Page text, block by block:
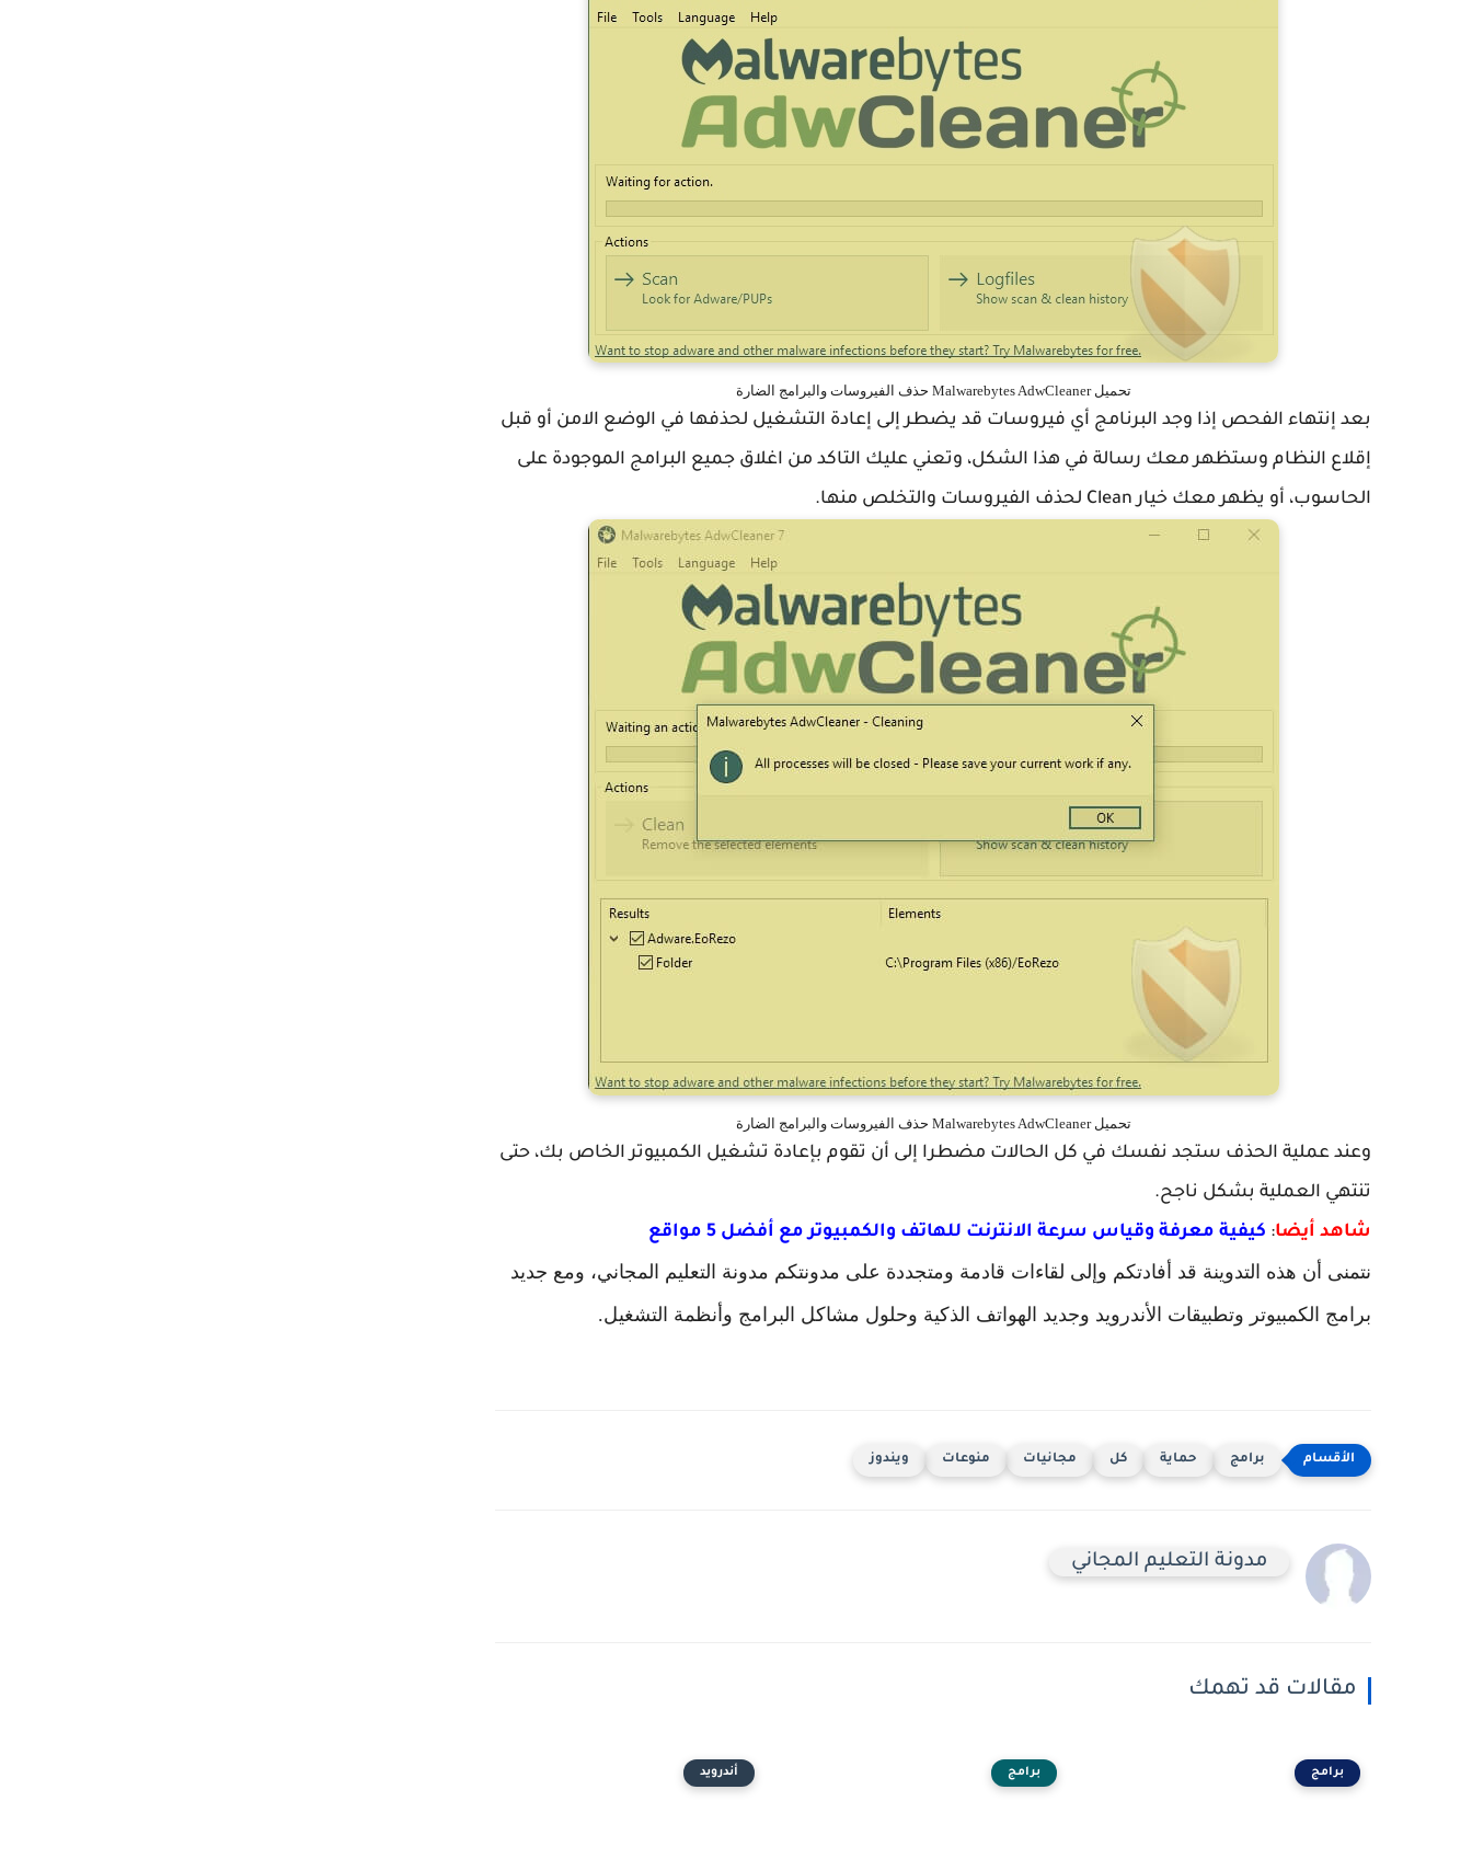
تحميل Malwarebytes AdwCleaner حذف الفيروسات والبرامج الضارة
بعد إنتهاء الفحص إذا وجد البرنامج أي فيروسات قد يضطر إلى إعادة التشغيل لحذفها في الوضع الامن أو قبل
إقلاع النظام وستظهر معك رسالة في هذا الشكل، وتعني عليك التاكد من اغلاق جميع البرامج الموجودة على
الحاسوب، أو يظهر معك خيار Clean لحذف الفيروسات والتخلص منها.
تحميل Malwarebytes AdwCleaner حذف الفيروسات والبرامج الضارة
وعند عملية الحذف ستجد نفسك في كل الحالات مضطرا إلى أن تقوم بإعادة تشغيل الكمبيوتر الخاص بك، حتى
تنتهي العملية بشكل ناجح.
شاهد أيضا: كيفية معرفة وقياس سرعة الانترنت للهاتف والكمبيوتر مع أفضل 5 مواقع
نتمنى أن هذه التدوينة قد أفادتكم وإلى لقاءات قادمة ومتجددة على مدونتكم مدونة التعليم المجاني، ومع جديد
برامج الكمبيوتر وتطبيقات الأندرويد وجديد الهواتف الذكية وحلول مشاكل البرامج وأنظمة التشغيل.
برامج حماية كل مجانيات منوعات ويندوز
مدونة التعليم المجاني
مقالات قد تهمك
برامج برامج أندرويد